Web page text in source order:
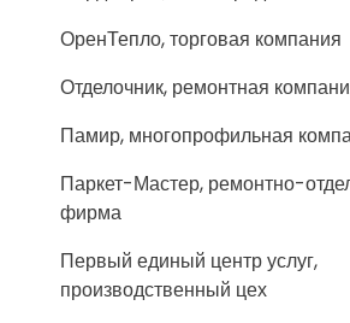
ОренТепло, торговая компания
Отделочник, ремонтная
Памир, многопрофильная
Паркет-Мастер, ремонтно-
фирма
Первый единый центр услуг,
производственный цех